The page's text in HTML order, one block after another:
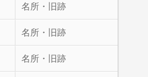
名所・旧跡
名所・旧跡
名所・旧跡